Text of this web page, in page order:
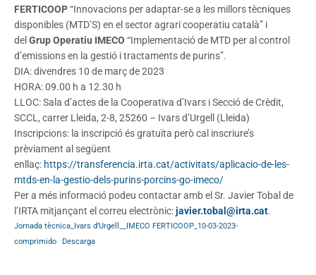
FERTICOOP“Innovacions per adaptar-se a les millors tècniques
disponibles (MTD’S) en el sector agrari cooperatiu català” i
del Grup Operatiu IMECO “Implementació de MTD per al control
d’emissions en la gestió i tractaments de purins”.
DIA: divendres 10 de març de 2023
HORA: 09.00 h a 12.30 h
LLOC: Sala d’actes de la Cooperativa d’Ivars i Secció de Crèdit,
SCCL, carrer Lleida, 2-8, 25260 – Ivars d’Urgell (Lleida)
Inscripcions: la inscripció és gratuïta però cal inscriure’s
prèviament al següent
enllaç: https://transferencia.irta.cat/activitats/aplicacio-de-les-
mtds-en-la-gestio-dels-purins-porcins-go-imeco/
Per a més informació podeu contactar amb el Sr. Javier Tobal de
l’IRTA mitjançant el correu electrònic:javier.tobal@irta.cat.
Jornada tècnica_Ivars d’Urgell__IMECO FERTICOOP_10-03-2023-
comprimido
Descarga